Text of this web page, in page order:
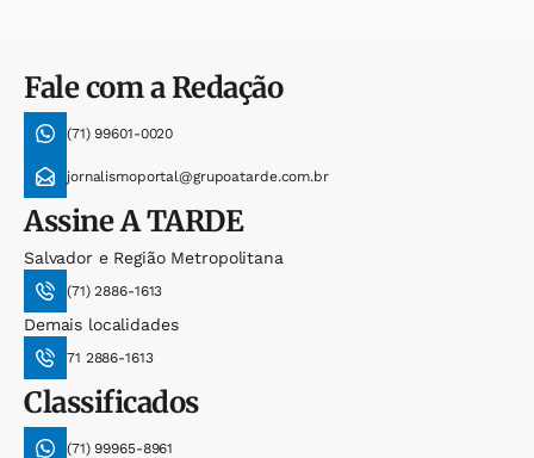
Fale com a Redação
(71) 99601-0020
jornalismoportal@grupoatarde.com.br
AssineA TARDE
Salvador e Região Metropolitana
(71) 2886-1613
Demais localidades
71 2886-1613
Classificados
(71) 99965-8961